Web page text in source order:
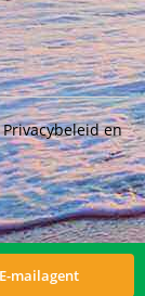
Privacybeleiden
E-mailagent